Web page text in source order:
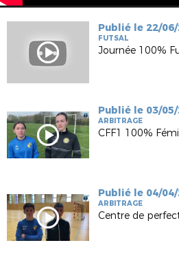
Publié le 22/
FUTSAL
Journée 100%
Publié le 03/
ARBITRAGE
CFF1 100%
Publié le 04/
ARBITRAGE